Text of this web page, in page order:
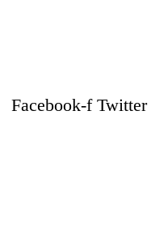
Facebook-f Twitter